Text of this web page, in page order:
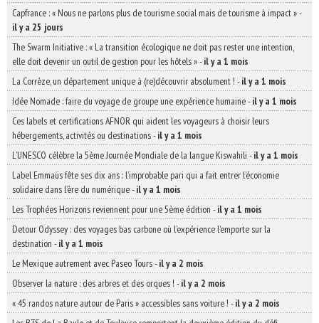
Capfrance : « Nous ne parlons plus de tourisme social mais de tourisme à impact »-
il y a 25 jours
The Swarm Initiative : « La transition écologique ne doit pas rester une intention,
elle doit devenir un outil de gestion pour les hôtels »-il y a 1 mois
La Corrèze, un département unique à (re)découvrir absolument ! -il y a 1 mois
Idée Nomade : faire du voyage de groupe une expérience humaine-il y a 1 mois
Ces labels et certifications AFNOR qui aident les voyageurs à choisir leurs
hébergements, activités ou destinations-il y a 1 mois
L’UNESCO célèbre la 5ème Journée Mondiale de la langue Kiswahili -il y a 1 mois
Label Emmaüs fête ses dix ans : l’improbable pari qui a fait entrer l’économie
solidaire dans l’ère du numérique-il y a 1 mois
Les Trophées Horizons reviennent pour une 5ème édition -il y a 1 mois
Detour Odyssey : des voyages bas carbone où l’expérience l’emporte sur la
destination -il y a 1 mois
Le Mexique autrement avec Paseo Tours-il y a 2 mois
Observer la nature : des arbres et des orques ! -il y a 2 mois
« 45 randos nature autour de Paris » accessibles sans voiture ! -il y a 2 mois